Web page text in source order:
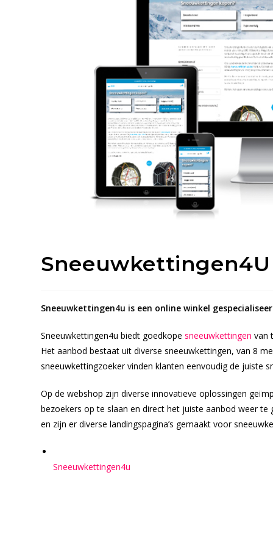
Sneeuwkettingen4U
Sneeuwkettingen4u is een online winkel
Sneeuwkettingen4u biedt goedkopesneeuwkettingen van
Het aanbod bestaat uit diverse sneeuwkettingen, van 8
sneeuwkettingzoeker vinden klanten eenvoudig de juiste
Op de webshop zijn diverse innovatieve oplossingen
bezoekers op te slaan en direct het juiste aanbod weer
en zijn er diverse landingspagina’s gemaakt voor
Sneeuwkettingen4u